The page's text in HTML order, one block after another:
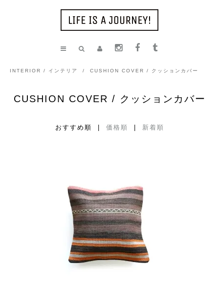
INTERIOR / インテリア / CUSHION COVER / クッションカバー
CUSHION COVER / クッションカバー
おすすめ順 | 価格順 新着順